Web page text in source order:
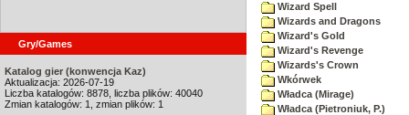
Gry/Games
Katalog gier (konwencja Kaz)
Aktualizacja: 2026-07-19
Liczba katalogów: 8878, liczba plików: 40040
Zmian katalogów: 1, zmian plików: 1
Wizard Spell
Wizards and Dragons
Wizard's Gold
Wizard's Revenge
Wizards's Crown
Wkórwek
Władca (Mirage)
Władca (Pietroniuk, P.)